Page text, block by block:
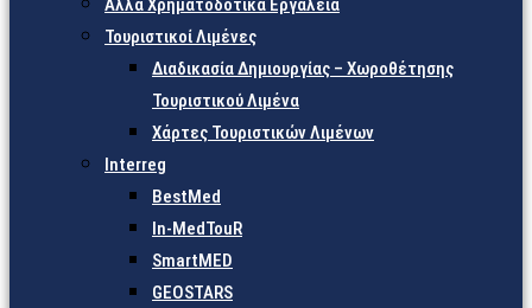
Άλλα Χρηματοδοτικά Εργαλεία
Τουριστικοί Λιμένες
Διαδικασία Δημιουργίας – Χωροθέτησης
Τουριστικού Λιμένα
Χάρτες Τουριστικών Λιμένων
Interreg
BestMed
In-MedTouR
SmartMED
GEOSTARS